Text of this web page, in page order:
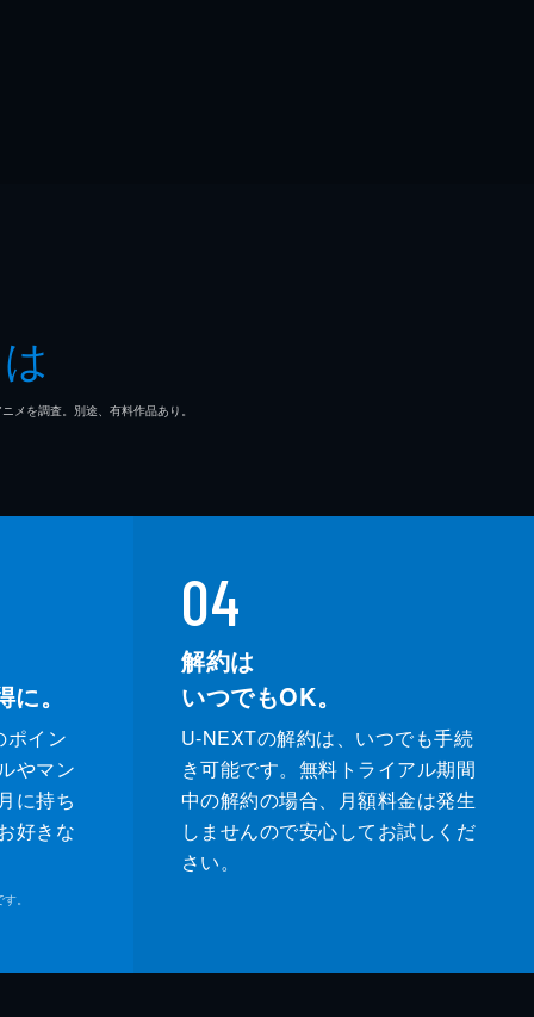
を調査。別途、有料作品あり。
。
ポイン
やマン
に持ち
好きな
。
04
解約は
いつでもOK。
U-NEXTの解約は、いつでも手続
き可能です。無料トライアル期間
中の解約の場合、月額料金は発生
しませんので安心してお試しくだ
さい。